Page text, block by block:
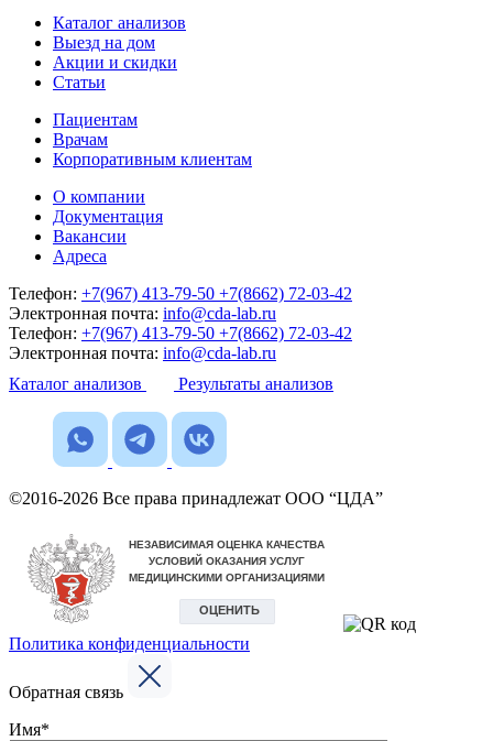
Каталог анализов
Выезд на дом
Акции и скидки
Статьи
Пациентам
Врачам
Корпоративным клиентам
О компании
Документация
Вакансии
Адреса
Телефон: +7(967) 413-79-50 +7(8662) 72-03-42
Электронная почта: info@cda-lab.ru
Телефон: +7(967) 413-79-50 +7(8662) 72-03-42
Электронная почта: info@cda-lab.ru
Каталог анализов
Результаты анализов
©2016-2026 Все права принадлежат ООО “ЦДА”
Политика конфиденциальности
Обратная связь
Имя*